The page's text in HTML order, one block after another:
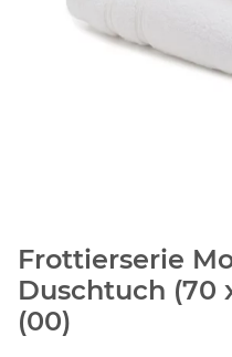
Frottierserie
Duschtuch (70
(00)